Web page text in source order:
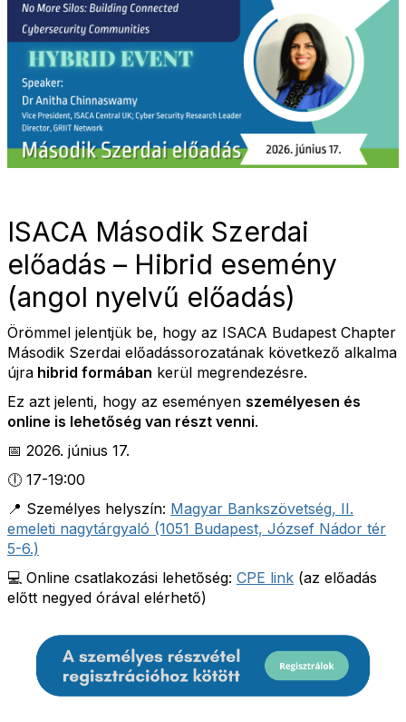
ISACA Második Szerdai
előadás – Hibrid esemény
(angol nyelvű előadás)
Örömmel jelentjük be, hogy az ISACA Budapest Chapter
Második Szerdai előadássorozatának következő alkalma
újra hibrid formában kerül megrendezésre.
Ez azt jelenti, hogy az eseményen személyesen és
online is lehetőség van részt venni.
📅 2026. június 17.
🕕 17-19:00
📍 Személyes helyszín: Magyar Bankszövetség, II.
emeleti nagytárgyaló (1051 Budapest, József Nádor tér
5-6.)
💻 Online csatlakozási lehetőség: CPE link (az előadás
előtt negyed órával elérhető)